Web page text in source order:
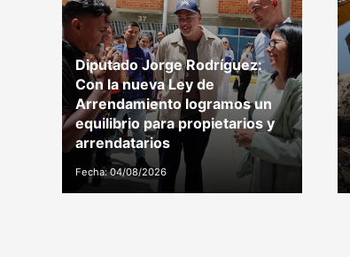
Diputado Jorge Rodríguez:
Con la nueva Ley de
Arrendamiento logramos un
equilibrio para propietarios y
arrendatarios
Fecha: 04/08/2026